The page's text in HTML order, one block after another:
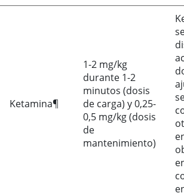
Ketamina¶
1-2 mg/kg
durante 1-2
minutos (dosis
de carga) y 0,25-
0,5 mg/kg (dosis
de
mantenimiento)